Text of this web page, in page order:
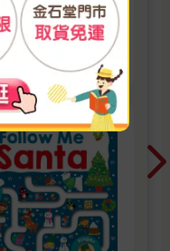
孩子一起倒數歡
Play it, Feel the
1/5參展商品好